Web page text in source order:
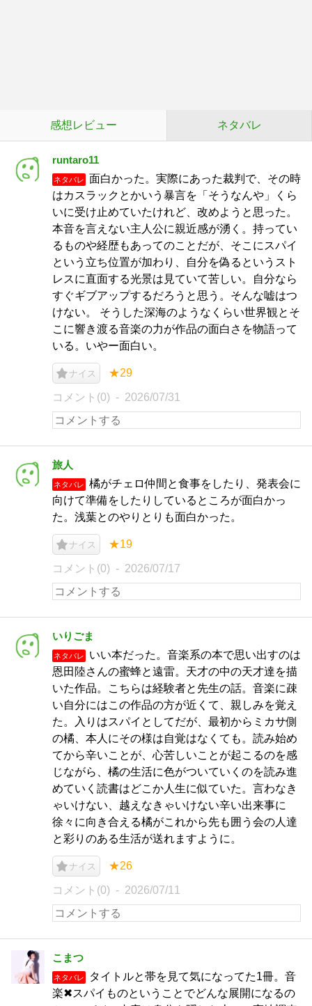
感想レビュー ネタバレ
runtaro11
ネタバレ
面白かった。実際にあった裁判で、その時
はカスラックとかいう暴言を「そうなんや」くら
いに受け止めていたけれど、改めようと思った。
本音を言えない主人公に親近感が湧く。持ってい
るものや経歴もあってのことだが、そこにスパイ
という立ち位置が加わり、自分を偽るというスト
レスに直面する光景は見ていて苦しい。自分なら
すぐギブアップするだろうと思う。そんな嘘はつ
けない。 そうした深海のようなくらい世界観とそ
こに響き渡る音楽の力が作品の面白さを物語って
いる。いやー面白い。
ナイス ★29
コメント(0) 2026/07/31
旅人
ネタバレ
橘がチェロ仲間と食事をしたり、発表会に
向けて準備をしたりしているところが面白かっ
た。浅葉とのやりとりも面白かった。
ナイス ★19
コメント(0) 2026/07/17
いりごま
ネタバレ
いい本だった。音楽系の本で思い出すのは
恩田陸さんの蜜蜂と遠雷。天才の中の天才達を描
いた作品。こちらは経験者と先生の話。音楽に疎
い自分にはこの作品の方が近くて、親しみを覚え
た。入りはスパイとしてだが、最初からミカサ側
の橘、本人にその様は自覚はなくても。読み始め
てから辛いことが、心苦しいことが起こるのを感
じながら、橘の生活に色がついていくのを読み進
めていく読書はどこか人生に似ていた。言わなき
ゃいけない、越えなきゃいけない辛い出来事に
徐々に向き合える橘がこれから先も囲う会の人達
と彩りのある生活が送れますように。
ナイス ★26
コメント(0) 2026/07/11
こまつ
ネタバレ
タイトルと帯を見て気になってた1冊。音
楽✖︎スパイものということでどんな展開になるの